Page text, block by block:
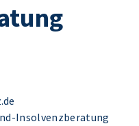
Insolvenzberatung